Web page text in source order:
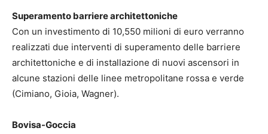
Superamento barriere architettoniche
Con un investimento di 10,550 milioni di euro verranno
realizzati due interventi di superamento delle barriere
architettoniche e di installazione di nuovi ascensori in
alcune stazioni delle linee metropolitane rossa e verde
(Cimiano, Gioia, Wagner).
Bovisa-Goccia